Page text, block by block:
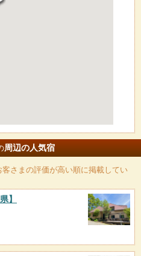
周辺の人気宿
さまの評価が高い順に掲載してい
】